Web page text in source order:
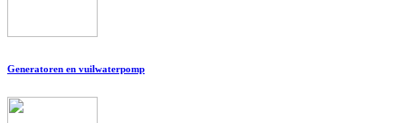
Generatoren en vuilwaterpomp